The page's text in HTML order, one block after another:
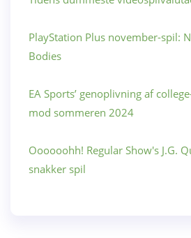
PlayStation Plus november-spil:
Bodies
EA Sports’ genoplivning af
mod sommeren 2024
Oooooohh! Regular Show's J.G.
snakker spil